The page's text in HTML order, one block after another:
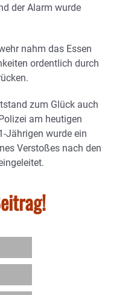
der Alarm wurde
nahm das Essen
ordentlich durch
zum Glück auch
am heutigen
Jährigen wurde ein
Verstoßes nach den